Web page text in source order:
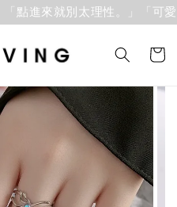
「點進來就別太理性。」「可愛